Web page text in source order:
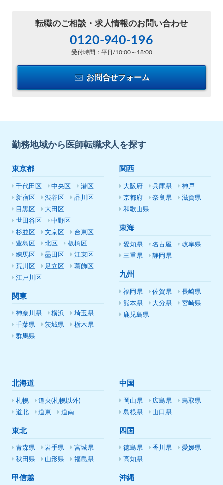
転職のご相談・ 求人情報のお問い合わせ
0120-940-196
受付時間：平日/10:00～18:00
お問合せフォーム
勤務地域から医師転職求人を探す
東京都
千代田区 中央区
港区
新宿区
渋谷区
品川区
目黒区
大田区
世田谷区
中野区
杉並区
文京区
台東区
豊島区
北区
板橋区
練馬区
墨田区
江東区
荒川区
足立区
葛飾区
江戸川区
関東
神奈川県 横浜
埼玉県
千葉県
茨城県
栃木県
群馬県
関西
大阪府 兵庫県
神戸
京都府
奈良県
滋賀県
和歌山県
東海
愛知県 名古屋
岐阜県
三重県
静岡県
九州
福岡県 佐賀県
長崎県
熊本県
大分県
宮崎県
鹿児島県
北海道
札幌
道央(札幌以外)
道北
道東 道南
東北
青森県 岩手県
宮城県
秋田県
山形県 福島県
甲信越
中国
岡山県 広島県
鳥取県
島根県
山口県
四国
徳島県 香川県
愛媛県
高知県
沖縄